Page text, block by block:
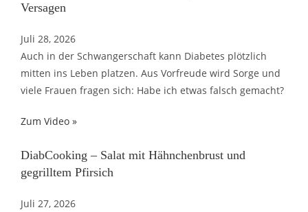
Versagen
Juli 28, 2026
Auch in der Schwangerschaft kann Diabetes plötzlich
mitten ins Leben platzen. Aus Vorfreude wird Sorge und
viele Frauen fragen sich: Habe ich etwas falsch gemacht?
Zum Video »
DiabCooking – Salat mit Hähnchenbrust und
gegrilltem Pfirsich
Juli 27, 2026